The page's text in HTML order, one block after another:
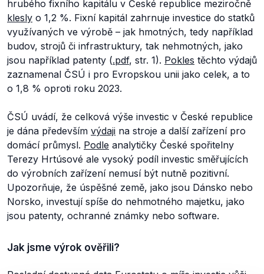
hrubého fixního kapitálu v České republice meziročně
klesly o 1,2 %. Fixní kapitál zahrnuje investice do statků
využívaných ve výrobě – jak hmotných, tedy například
budov, strojů či infrastruktury, tak nehmotných, jako
jsou například patenty (.pdf, str. 1). Pokles těchto výdajů
zaznamenal ČSÚ i pro Evropskou unii jako celek, a to
o 1,8 % oproti roku 2023.
ČSÚ uvádí, že celková výše investic v České republice
je dána především výdaji na stroje a další zařízení pro
domácí průmysl. Podle analytičky České spořitelny
Terezy Hrtúsové ale vysoký podíl investic směřujících
do výrobních zařízení nemusí být nutně pozitivní.
Upozorňuje, že úspěšné země, jako jsou Dánsko nebo
Norsko, investují spíše do nehmotného majetku, jako
jsou patenty, ochranné známky nebo software.
Jak jsme výrok ověřili?